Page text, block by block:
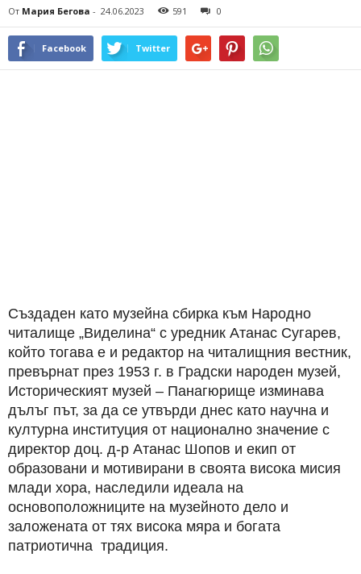
От Мария Бегова - 24.06.2023 591 0
Facebook Twitter
Създаден като музейна сбирка към Народно
читалище „Виделина“ с уредник Атанас Сугарев,
който тогава е и редактор на читалищния вестник,
превърнат през 1953 г. в Градски народен музей,
Историческият музей – Панагюрище изминава
дълъг път, за да се утвърди днес като научна и
културна институция от национално значение с
директор доц. д-р Атанас Шопов и екип от
образовани и мотивирани в своята висока мисия
млади хора, наследили идеала на
основоположниците на музейното дело и
заложената от тях висока мяра и богата
патриотична традиция.